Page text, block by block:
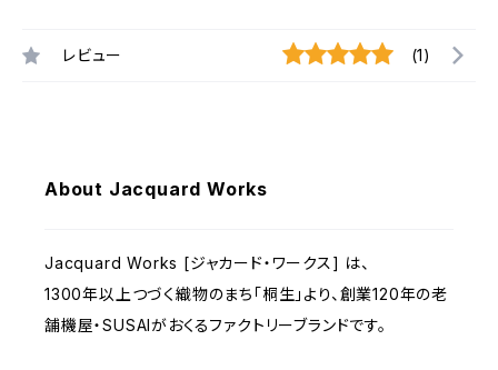
レビュー (1)
About Jacquard Works
Jacquard Works [ジャカード・ワークス] は、
1300年以上つづく織物のまち「桐生」より、創業120年の老
舗機屋・SUSAIがおくるファクトリーブランドです。